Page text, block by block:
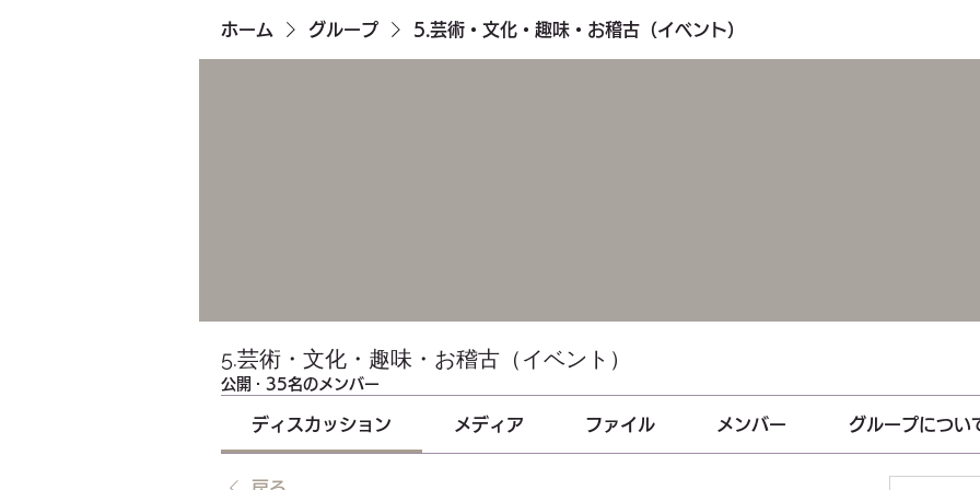
ホーム グループ 5.芸術・文化・趣味・お稽古（イベント）
5.芸術・文化・趣味・お稽古（イベント）
公開 · 35名のメンバー
ディスカッション メディア ファイル メンバー グループについ